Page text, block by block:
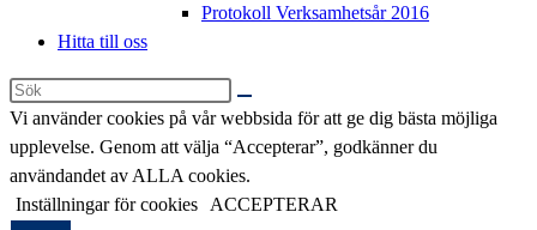
Protokoll Verksamhetsår 2016
Hitta till oss
Sök
på
denna
webbplats
Vi använder cookies på vår webbsida för att ge dig bästa möjliga
upplevelse. Genom att välja “Accepterar”, godkänner du
användandet av ALLA cookies.
Inställningar för cookies
ACCEPTERAR